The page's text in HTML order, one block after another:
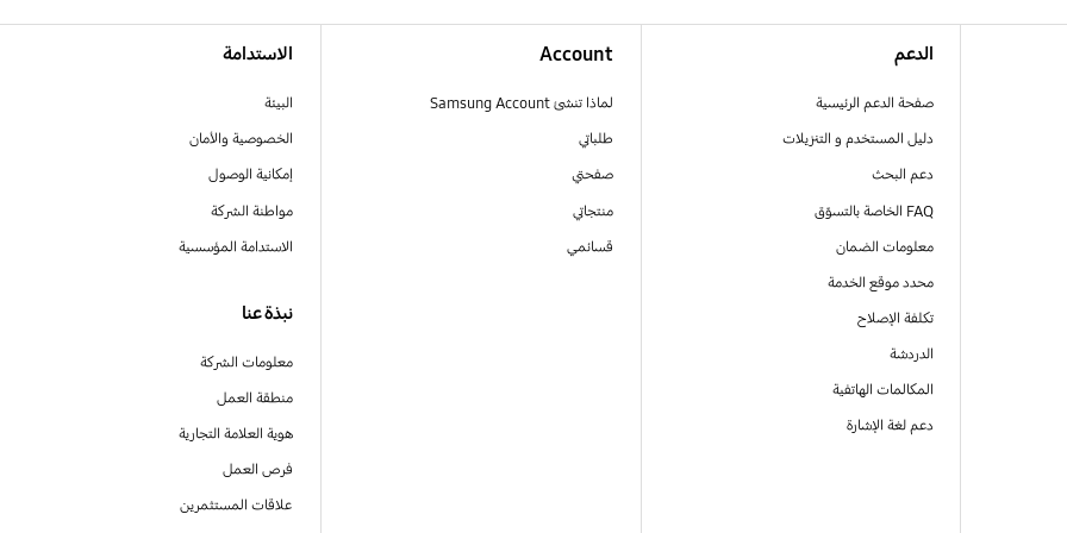
الدعم
صفحة الدعم الرئيسية
دليل المستخدم و التنزيلات
دعم البحث
FAQ الخاصة بالتسوّق
معلومات الضمان
محدد موقع الخدمة
تكلفة الإصلاح
الدردشة
المكالمات الهاتفية
دعم لغة الإشارة
Account
لماذا تنشئ Samsung Account
طلباتي
صفحتي
منتجاتي
قسائمي
الاستدامة
البيئة
الخصوصية والأمان
إمكانية الوصول
مواطنة الشركة
الاستدامة المؤسسية
نبذة عنا
معلومات الشركة
منطقة العمل
هوية العلامة التجارية
فرص العمل
علاقات المستثمرين